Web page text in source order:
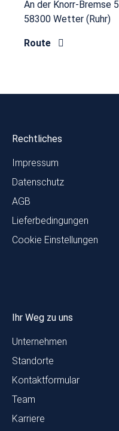
An der Knorr-Bremse 5
58300 Wetter (Ruhr)
Route
Rechtliches
Impressum
Datenschutz
AGB
Lieferbedingungen
Cookie Einstellungen
Ihr Weg zu uns
Unternehmen
Standorte
Kontaktformular
Team
Karriere